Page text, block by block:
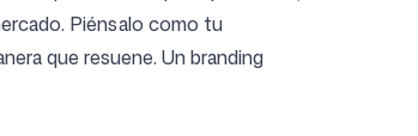
Piénsalo como tu
que resuene. Un branding